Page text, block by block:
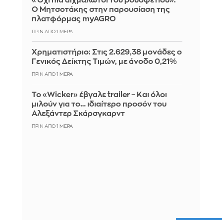
Ο Μητσοτάκης στην παρουσίαση της
πλατφόρμας myAGRO
ΠΡΙΝ ΑΠΌ 1 ΜΈΡΑ
Χρηματιστήριο: Στις 2.629,38 μονάδες ο
Γενικός Δείκτης Τιμών, με άνοδο 0,21%
ΠΡΙΝ ΑΠΌ 1 ΜΈΡΑ
Το «Wicker» έβγαλε trailer – Και όλοι
μιλούν για το… ιδιαίτερο προσόν του
Αλεξάντερ Σκάρσγκαρντ
ΠΡΙΝ ΑΠΌ 1 ΜΈΡΑ